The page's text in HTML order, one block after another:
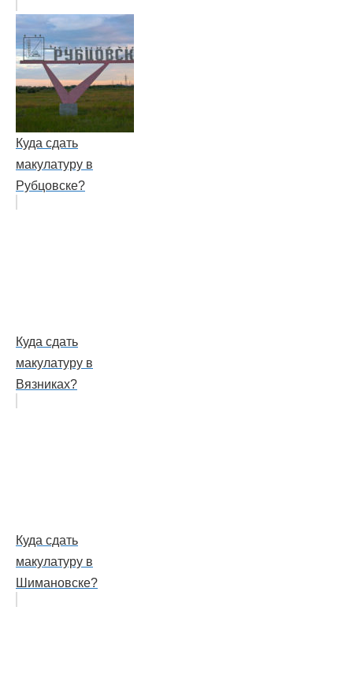
Куда сдать
макулатуру в
Рубцовске?
Куда сдать
макулатуру в
Вязниках?
Куда сдать
макулатуру в
Шимановске?